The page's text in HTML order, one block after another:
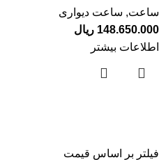
فیلتر بر اساس قیمت
ساعت, ساعت دیواری
148.650.000 ریال
اطلاعات بیشتر